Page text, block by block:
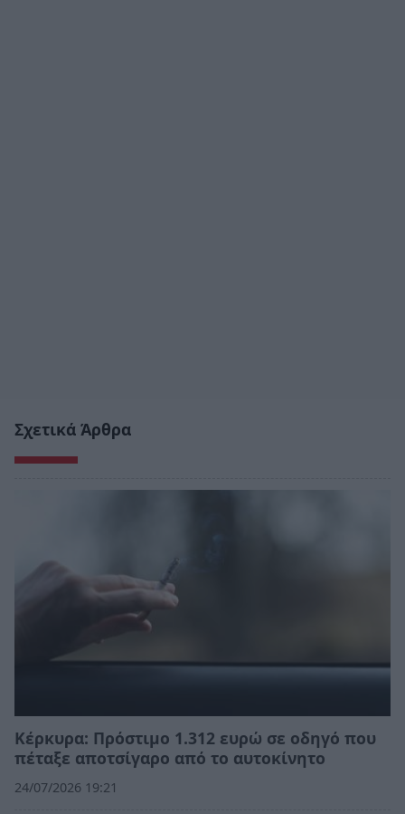
Σχετικά Άρθρα
Κέρκυρα: Πρόστιμο 1.312 ευρώ σε οδηγό που
πέταξε αποτσίγαρο από το αυτοκίνητο
24/07/2026 19:21